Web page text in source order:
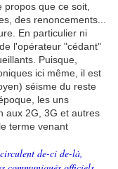
que ce soit,
des renoncements...
En particulier ni
l'opérateur "cédant"
Puisque,
ici même, il est
séisme du reste
les uns
aux 2G, 3G et autres
terme venant
de-ci de-là,